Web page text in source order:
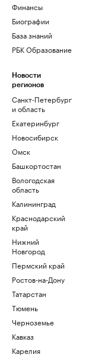
Финансы
Биографии
База знаний
РБК Образование
Новости
регионов
Санкт-Петербург
и область
Екатеринбург
Новосибирск
Омск
Башкортостан
Вологодская
область
Калининград
Краснодарский
край
Нижний
Новгород
Пермский край
Ростов-на-Дону
Татарстан
Тюмень
Черноземье
Кавказ
Карелия